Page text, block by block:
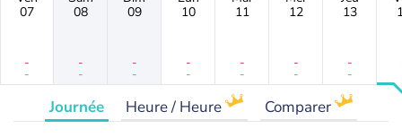
07
-
-
08
-
-
09
-
-
10
-
-
11
-
-
12
-
-
13
-
-
Journée Heure / Heure Comparer